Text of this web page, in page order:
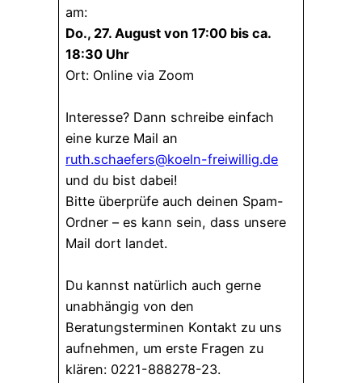
am:
Do., 27. August von 17:00 bis ca.
18:30 Uhr
Ort: Online via Zoom
Interesse? Dann schreibe einfach
eine kurze Mail an
ruth.schaefers@koeln-freiwillig.de
und du bist dabei!
Bitte überprüfe auch deinen Spam-
Ordner – es kann sein, dass unsere
Mail dort landet.
Du kannst natürlich auch gerne
unabhängig von den
Beratungsterminen Kontakt zu uns
aufnehmen, um erste Fragen zu
klären: 0221-888278-23.